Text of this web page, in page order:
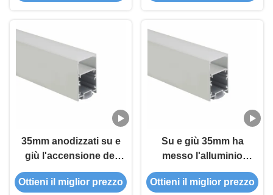
35mm anodizzati su e
giù l'accensione del
profilo del LED
Ottieni il miglior prezzo
Su e giù 35mm ha
messo l'alluminio
principale Manica
Ottieni il miglior prezzo